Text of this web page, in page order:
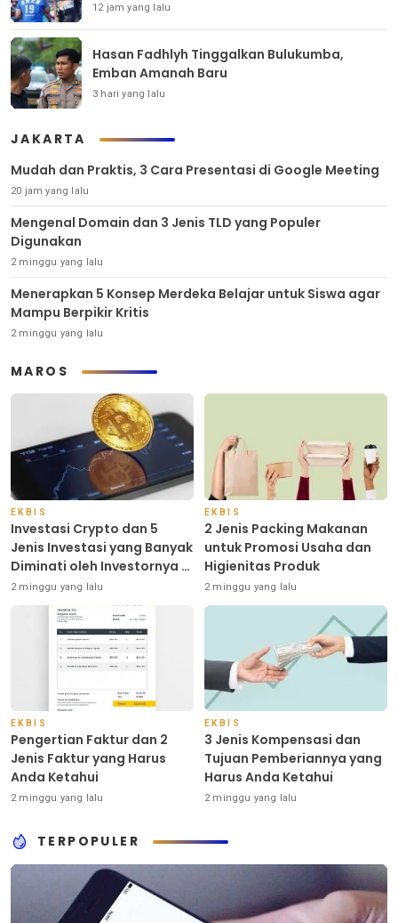
12 jam yang lalu
Hasan Fadhlyh Tinggalkan Bulukumba,
Emban Amanah Baru
3 hari yang lalu
JAKARTA
Mudah dan Praktis, 3 Cara Presentasi di Google Meeting
20 jam yang lalu
Mengenal Domain dan 3 Jenis TLD yang Populer
Digunakan
2 minggu yang lalu
Menerapkan 5 Konsep Merdeka Belajar untuk Siswa agar
Mampu Berpikir Kritis
2 minggu yang lalu
MAROS
EKBIS
Investasi Crypto dan 5
Jenis Investasi yang Banyak
Diminati oleh Investornya di
Indonesia
2 minggu yang lalu
EKBIS
2 Jenis Packing Makanan
untuk Promosi Usaha dan
Higienitas Produk
2 minggu yang lalu
EKBIS
Pengertian Faktur dan 2
Jenis Faktur yang Harus
Anda Ketahui
2 minggu yang lalu
EKBIS
3 Jenis Kompensasi dan
Tujuan Pemberiannya yang
Harus Anda Ketahui
2 minggu yang lalu
TERPOPULER